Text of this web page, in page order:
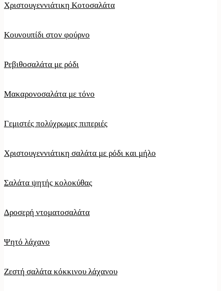
Χριστουγεννιάτικη Κοτοσαλάτα
Κουνουπίδι στον φούρνο
Ρεβιθοσαλάτα με ρόδι
Μακαρονοσαλάτα με τόνο
Γεμιστές πολύχρωμες πιπεριές
Χριστουγεννιάτικη σαλάτα με ρόδι και μήλο
Σαλάτα ψητής κολοκύθας
Δροσερή ντοματοσαλάτα
Ψητό λάχανο
Ζεστή σαλάτα κόκκινου λάχανου